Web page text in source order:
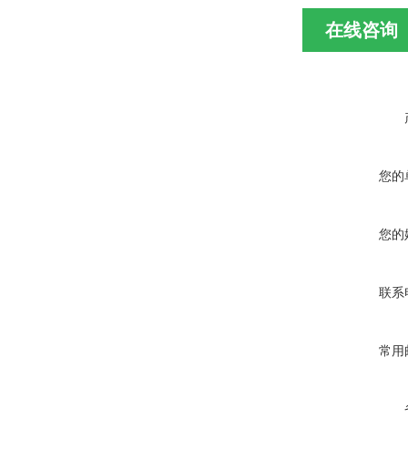
在线咨询
您的
您的
联系
常用